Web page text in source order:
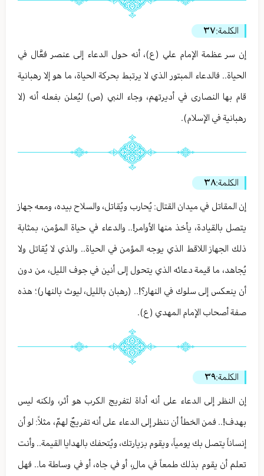
الكلمة:٣٧
إن سر عظمة الإمام علي (ع)، أنه حول الدعاء إلى عنصر فعَّال في
الحياة.. فالدعاء المبتور الذي لا يرتبط بحركة الحياة، ما هو إلا رهبانية
قام بها النصارى في أديرتهم، وجاء النبي (ص) ليُعلن بفعله أنه (لا
رهبانية في الإسلام).
الكلمة:٣٨
إن المقاتل في ميدان القتال: يُحارب ويُقاتل، والسلاح بيده، ومعه جهاز
يتصل بالقيادة، يأخذ منها الأوامر!.. والدعاء في حياة المؤمن، بمثابة
ذلك الجهاز اللاقط الذي يوجه المؤمن في الحياة.. والذي لا يُقاتل ولا
يُجاهد، ما قيمة دعائه الذي يتحول إلى أنين في جوف الليل، من دون
أن ينعكس إلى سلوك في النهار؟!.. (رهبان بالليل، ليوث بالنهار)؛ هذه
صفة أصحاب الإمام المهدي (ع).
الكلمة:٣٩
إن النظر إلى الدعاء على أنه أداة لتفريج الكرب هو أثر، ولكنه ليس
بهدف!.. فمن الخطأ أن ننظر إلى الدعاء على أنه تفريجٌ لهمّ، مثلاً: لو أن
إنساناً يتصل بك يومياً، ويقوم بزيارتك، ويُتحفك بالهدايا القيمة.. وأنت
تعلم أن يقوم بذلك طمعاً في مالٍ، أو في جاه، أو في وساطة ما.. فهل